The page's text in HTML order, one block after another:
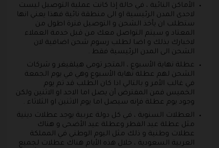
الأماكن النائية ، في حالة إذا كانت عملية التوصيل ليست
لاحدى المدن الرئيسية او الى منطقة نائية فهذا يعني انها
ستطلب ان يأخذ الشحن و التوصيل فترة اطول من
المعتاد و سيتم التواصل معك من قبل خدمة العملاء
لاخبارك بذلك و اضا لطلب رسوم شحن اضافية لان
الشحن الى المدن الرئيسية فقط .
عطلة نهاية الأسبوع ، المتجر تومي هيلفيغر و شركات
الشحن لهم عطلة نهاية الأسبوع وهي في يوم الجمعة
في غالب الأمر و بالتالي اذا كان الطلب قد تم يوم
الخميس فمن المفترض أن يصل اما الاحد او الاثنين ولكن
وجود يوم عطلة فإنه سيصل اما يوم الاثنين او الثلاثاء .
العطلات السنوية ، في كل دولة عربية يوجد عطلات دينية
مثل عطلة عيد الفطر وعطلة عيد الأضحى و هناك
عطلات وطنية و ذلك مثل اليوم الوطني في المملكة
العربية السعودية ، خلال هذه الأيام هناك عطلات لجميع